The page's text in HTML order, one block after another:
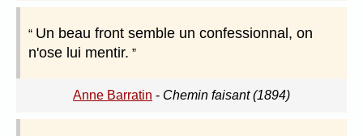
Un beau front semble un confessionnal, on
n'ose lui mentir.
Anne Barratin - Chemin faisant (1894)